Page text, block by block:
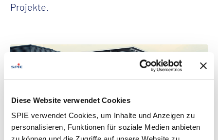
Diese Website verwendet Cookies
SPIE verwendet Cookies, um Inhalte und Anzeigen zu
personalisieren, Funktionen für soziale Medien anbieten
Projekte.